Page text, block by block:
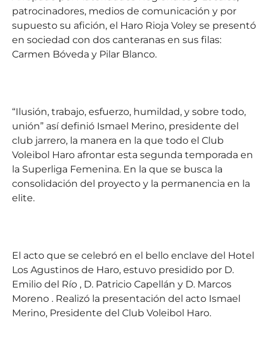
patrocinadores, medios de comunicación y por
supuesto su afición, el Haro Rioja Voley se presentó
en sociedad con dos canteranas en sus filas:
Carmen Bóveda y Pilar Blanco.
“Ilusión, trabajo, esfuerzo, humildad, y sobre todo,
unión” así definió Ismael Merino, presidente del
club jarrero, la manera en la que todo el Club
Voleibol Haro afrontar esta segunda temporada en
la Superliga Femenina. En la que se busca la
consolidación del proyecto y la permanencia en la
elite.
El acto que se celebró en el bello enclave del Hotel
Los Agustinos de Haro, estuvo presidido por D.
Emilio del Río , D. Patricio Capellán y D. Marcos
Moreno . Realizó la presentación del acto Ismael
Merino, Presidente del Club Voleibol Haro.